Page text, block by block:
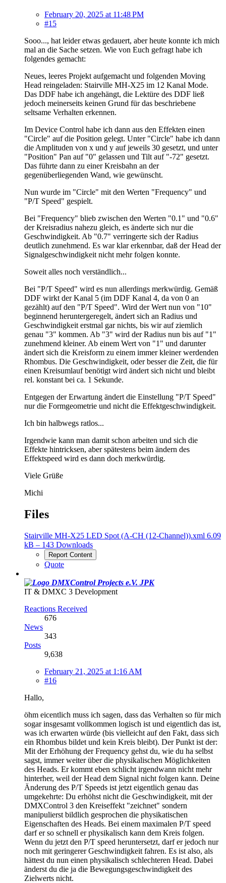
February 20, 2025 at 11:48 PM
#15
Sooo..., hat leider etwas gedauert, aber heute konnte ich mich
mal an die Sache setzen. Wie von Euch gefragt habe ich
folgendes gemacht:
Neues, leeres Projekt aufgemacht und folgenden Moving
Head reingeladen: Stairville MH-X25 im 12 Kanal Mode.
Das DDF habe ich angehängt, die Lektüre des DDF ließ
jedoch meinerseits keinen Grund für das beschriebene
seltsame Verhalten erkennen.
Im Device Control habe ich dann aus den Effekten einen
"Circle" auf die Position gelegt. Unter "Circle" habe ich dann
die Amplituden von x und y auf jeweils 30 gesetzt, und unter
"Position" Pan auf "0" gelassen und Tilt auf "-72" gesetzt.
Das führte dann zu einer Kreisbahn an der
gegenüberliegenden Wand, wie gewünscht.
Nun wurde im "Circle" mit den Werten "Frequency" und
"P/T Speed" gespielt.
Bei "Frequency" blieb zwischen den Werten "0.1" und "0.6"
der Kreisradius nahezu gleich, es änderte sich nur die
Geschwindigkeit. Ab "0.7" verringerte sich der Radius
deutlich zunehmend. Es war klar erkennbar, daß der Head der
Signalgeschwindigkeit nicht mehr folgen konnte.
Soweit alles noch verständlich...
Bei "P/T Speed" wird es nun allerdings merkwürdig. Gemäß
DDF wirkt der Kanal 5 (im DDF Kanal 4, da von 0 an
gezählt) auf den "P/T Speed". Wird der Wert nun von "10"
beginnend heruntergeregelt, ändert sich an Radius und
Geschwindigkeit erstmal gar nichts, bis wir auf ziemlich
genau "3" kommen. Ab "3" wird der Radius nun bis auf "1"
zunehmend kleiner. Ab einem Wert von "1" und darunter
ändert sich die Kreisform zu einem immer kleiner werdenden
Rhombus. Die Geschwindigkeit, oder besser die Zeit, die für
einen Kreisumlauf benötigt wird ändert sich nicht und bleibt
rel. konstant bei ca. 1 Sekunde.
Entgegen der Erwartung ändert die Einstellung "P/T Speed"
nur die Formgeometrie und nicht die Effektgeschwindigkeit.
Ich bin halbwegs ratlos...
Irgendwie kann man damit schon arbeiten und sich die
Effekte hintricksen, aber spätestens beim ändern des
Effektspeed wird es dann doch merkwürdig.
Viele Grüße
Michi
Files
Stairville MH-X25 LED Spot (A-CH (12-Channel)).xml 6.09
kB – 143 Downloads
Report Content
Quote
JPK
IT & DMXC 3 Development
Reactions Received
676
News
343
Posts
9,638
February 21, 2025 at 1:16 AM
#16
Hallo,
öhm eicentlich muss ich sagen, dass das Verhalten so für mich
sogar insgesamt vollkommen logisch ist und eigentlich das ist,
was ich erwarten würde (bis vielleicht auf den Fakt, dass sich
ein Rhombus bildet und kein Kreis bleibt). Der Punkt ist der:
Mit der Erhöhung der Frequency gehst du, wie du ha selbst
sagst, immer weiter über die physikalischen Möglichkeiten
des Heads. Er kommt eben schlicht irgendwann nicht mehr
hinterher, weil der Head dem Signal nicht folgen kann. Deine
Änderung des P/T Speeds ist jetzt eigentlich genau das
umgekehrte: Du erhöhst nicht die Geschwindigkeit, mit der
DMXControl 3 den Kreiseffekt "zeichnet" sondern
manipulierst bildlich gesprochen die physikatischen
Eigenschaften des Heads. Bei einem maximalen P/T speed
darf er so schnell er physikalisch kann dem Kreis folgen.
Wenn du jetzt den P/T speed heruntersetzt, darf er jedoch nur
noch mit geringerer Geschwindigkeit fahren. Es ist also, als
hättest du nun einen physikalisch schlechteren Head. Dabei
änderst du die ja die Bewegungsgeschwindigkeit des
Zielwerts nicht.